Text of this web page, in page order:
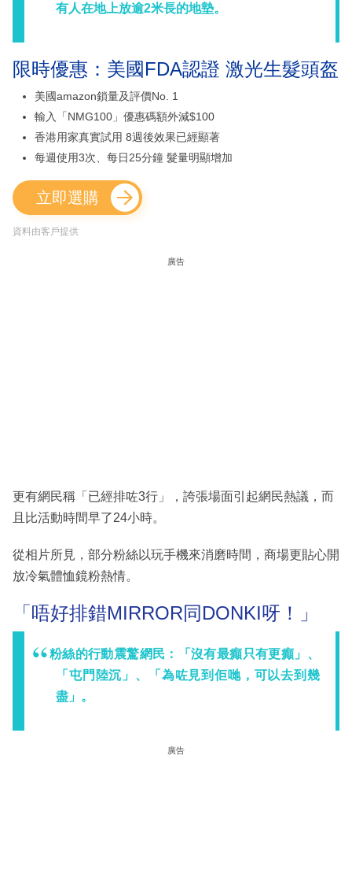
有人在地上放逾2米長的地墊。
限時優惠：美國FDA認證 激光生髮頭盔
美國amazon鎖量及評價No. 1
輸入「NMG100」優惠碼額外減$100
香港用家真實試用 8週後效果已經顯著
每週使用3次、每日25分鐘 髮量明顯增加
立即選購
資料由客戶提供
廣告
更有網民稱「已經排咗3行」，誇張場面引起網民熱議，而
且比活動時間早了24小時。
從相片所見，部分粉絲以玩手機來消磨時間，商場更貼心開
放冷氣體恤鏡粉熱情。
「唔好排錯MIRROR同DONKI呀！」
粉絲的行動震驚網民：「沒有最癲只有更癲」、
「屯門陸沉」、「為咗見到佢哋，可以去到幾
盡」。
廣告